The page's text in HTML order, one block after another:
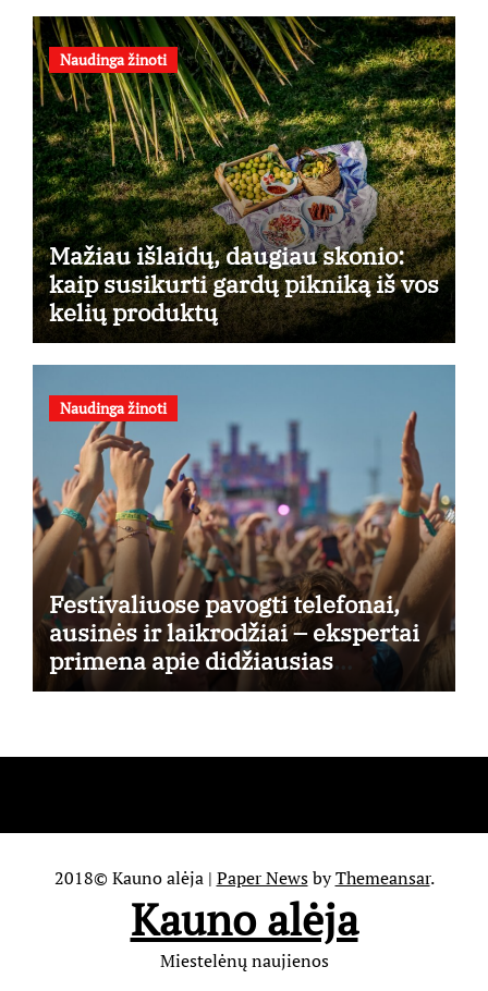
Naudinga žinoti
Mažiau išlaidų, daugiau skonio:
kaip susikurti gardų pikniką iš vos
kelių produktų
Naudinga žinoti
Festivaliuose pavogti telefonai,
ausinės ir laikrodžiai – ekspertai
primena apie didžiausias
finansines rizikas
2018© Kauno alėja | Paper NewsbyThemeansar.
Kauno alėja
Miestelėnų naujienos